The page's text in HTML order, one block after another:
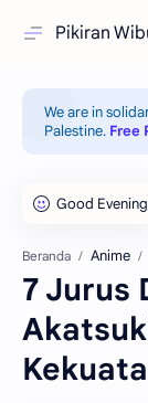
Pikiran
We are in
Palestine. Free
Beranda Anime
7 Jurus